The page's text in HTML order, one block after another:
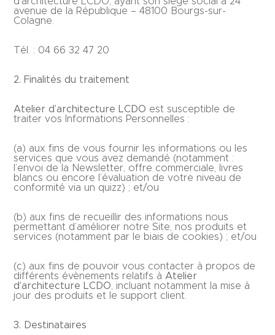
avenue de la République – 48100 Bourgs-sur-
Colagne.
Tél. : 04 66 32 47 20
2. Finalités du traitement
Atelier d’architecture LCDO est susceptible de
traiter vos Informations Personnelles :
(a) aux fins de vous fournir les informations ou les
services que vous avez demandé (notamment :
l’envoi de la Newsletter, offre commerciale, livres
blancs ou encore l’évaluation de votre niveau de
conformité via un quizz) ; et/ou
(b) aux fins de recueillir des informations nous
permettant d’améliorer notre Site, nos produits et
services (notamment par le biais de cookies) ; et/ou
(c) aux fins de pouvoir vous contacter à propos de
différents évènements relatifs à Atelier
d’architecture LCDO , incluant notamment la mise à
jour des produits et le support client.
3. Destinataires